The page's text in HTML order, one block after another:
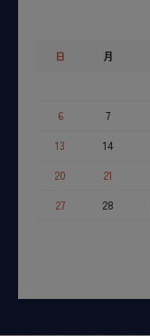
日 月
6
7
13
14
20
21
27
28